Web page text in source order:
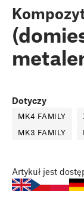
Dotyczy
MK4 FAMILY
MK3 FAMILY
Artykuł jest